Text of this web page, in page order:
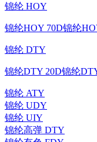
锦纶 HOY
锦纶HOY 70D锦纶
锦纶 DTY
锦纶DTY 20D锦纶
锦纶 ATY
锦纶 UDY
锦纶 UIY
锦纶高弹 DTY